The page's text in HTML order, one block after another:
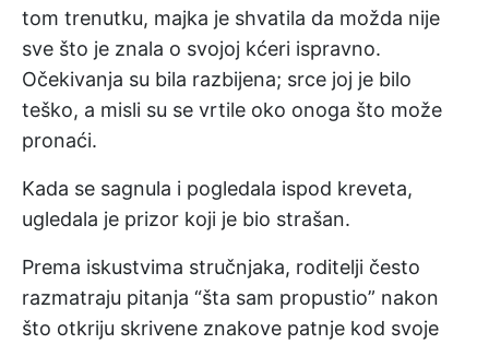
tom trenutku, majka je shvatila da možda nije
sve što je znala o svojoj kćeri ispravno.
Očekivanja su bila razbijena; srce joj je bilo
teško, a misli su se vrtile oko onoga što može
pronaći.
Kada se sagnula i pogledala ispod kreveta,
ugledala je prizor koji je bio strašan.
Prema iskustvima stručnjaka, roditelji često
razmatraju pitanja “šta sam propustio” nakon
što otkriju skrivene znakove patnje kod svoje